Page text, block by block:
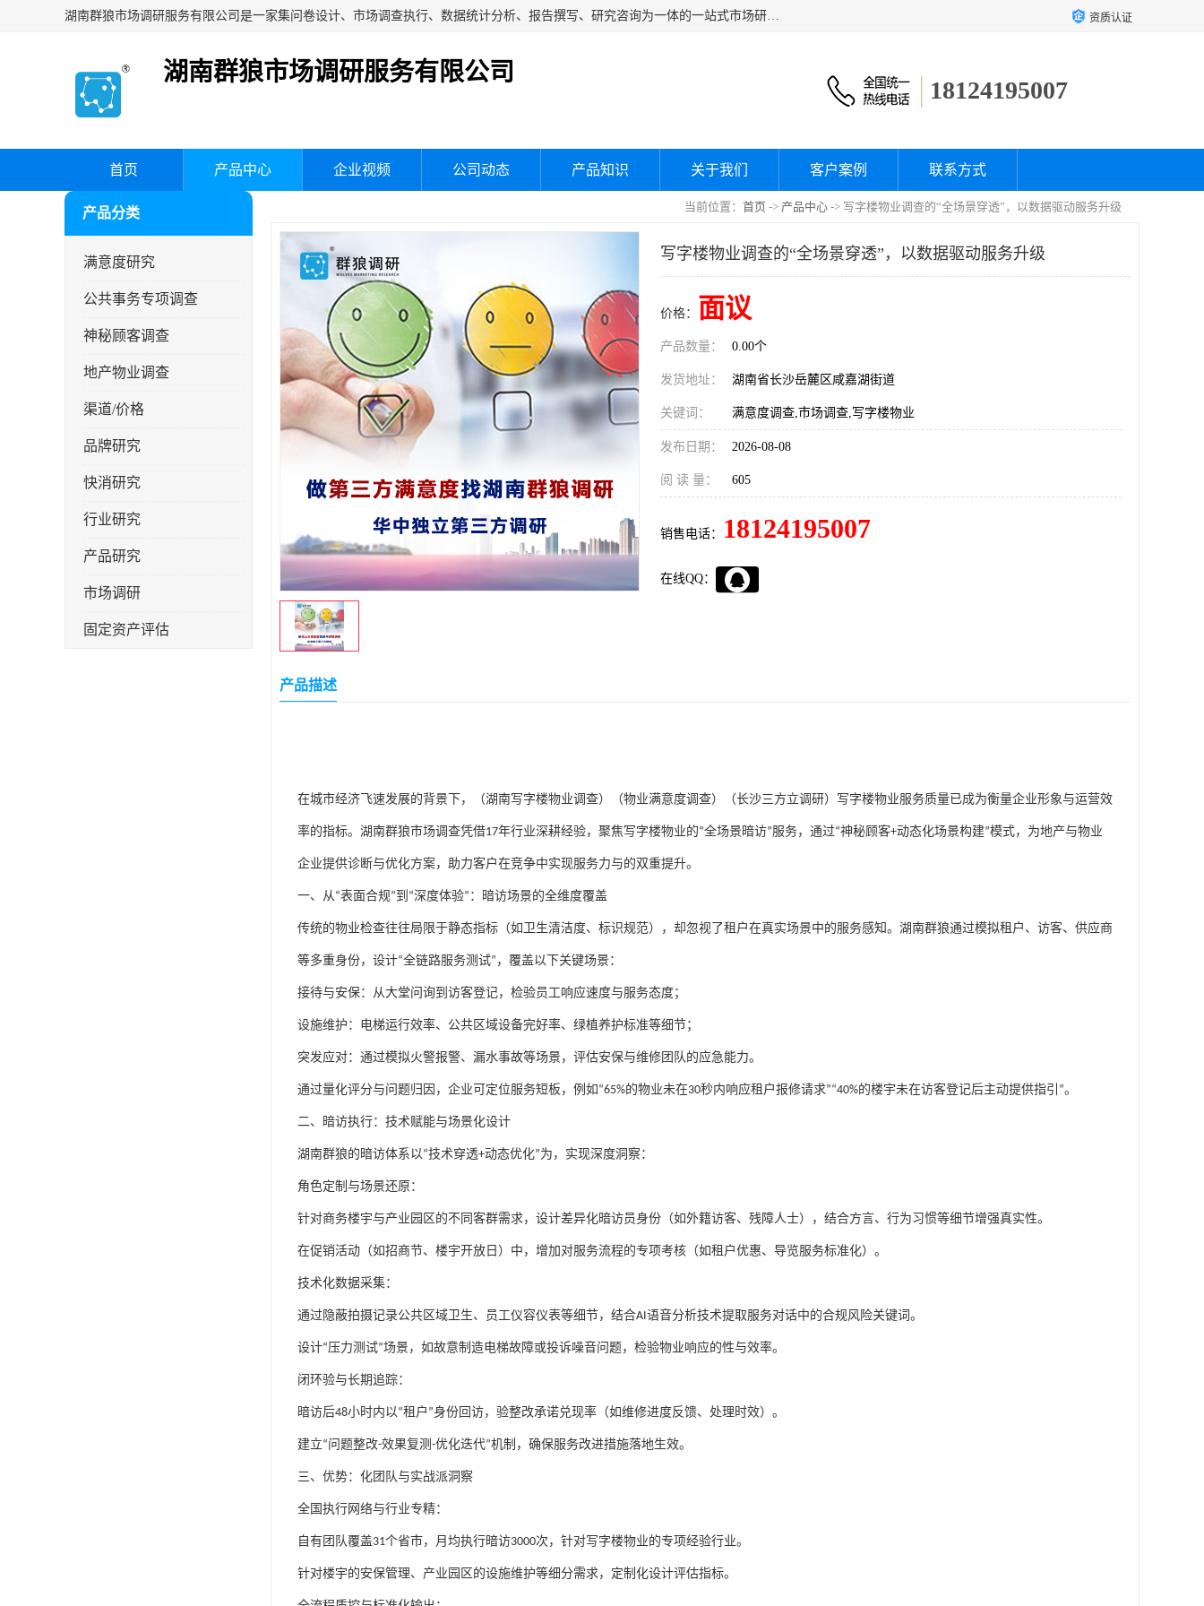
湖南群狼市场调研服务有限公司是一家集问卷设计、市场调查执行、数据统计分析、报告撰写、研究咨询为一体的一站式市场研究服务机构，主要服务：市场调研、三方评估、满意度研究、快消研究、地产物业调查、品牌研究、神秘顾客调查、行业研究、产品研究、公共事务专项调查等。 资质认证
湖南群狼市场调研服务有限公司
18124195007
首页 产品中心 企业视频 公司动态 产品知识 关于我们 客户案例 联系方式
当前位置： 首页 -> 产品中心 -> 写字楼物业调查的“全场景穿透”，以数据驱动服务升级
产品分类
满意度研究
公共事务专项调查
神秘顾客调查
地产物业调查
渠道/价格
品牌研究
快消研究
行业研究
产品研究
市场调研
固定资产评估
写字楼物业调查的“全场景穿透”，以数据驱动服务升级
价格： 面议
产品数量： 0.00个
发货地址： 湖南省长沙岳麓区咸嘉湖街道
关键词： 满意度调查,市场调查,写字楼物业
发布日期： 2026-08-08
阅 读 量： 605
销售电话： 18124195007
在线QQ：
产品描述
在城市经济飞速发展的背景下， （湖南写字楼物业调查）（物业满意度调查）（长沙三方立调研） 写字楼物业服务质量已成为衡量企业形象与运营效
率的指标。湖南群狼市场调查凭借17年行业深耕经验，聚焦写字楼物业的“全场景暗访”服务，通过“神秘顾客+动态化场景构建”模式，为地产与物业
企业提供诊断与优化方案，助力客户在竞争中实现服务力与的双重提升。
一、 从“表面合规”到 “深度体验” ：暗访场景的全维度覆盖
传统的物业检查往往局限于静态指标（如卫生清洁度、标识规范），却忽视了租户在真实场景中的服务感知。湖南群狼通过模拟租户、访客、供应商
等多重身份，设计“全链路服务测试” ，覆盖以下关键场景：
接待与安保：从大堂问询到访客登记，检验员工响应速度与服务态度；
设施维护：电梯运行效率、公共区域设备完好率、绿植养护标准等细节；
突发应对：通过模拟火警报警、漏水事故等场景，评估安保与维修团队的应急能力。
通过量化评分与问题归因，企业可定位服务短板，例如 “65%的物业未在30秒内响应租户报修请求”“40%的楼宇未在访客登记后主动提供指引 ”。
二、 暗访执行：技术赋能与场景化设计
湖南群狼的暗访体系以“技术穿透+动态优化”为，实现深度洞察：
角色定制与场景还原：
针对商务楼宇与产业园区的不同客群需求，设计差异化暗访员身份（如外籍访客、残障人士），结合方言、行为习惯等细节增强真实性。
在促销活动（如招商节、楼宇开放日）中，增加对服务流程的专项考核（如租户优惠、导览服务标准化）。
技术化数据采集：
通过隐蔽拍摄记录公共区域卫生、员工仪容仪表等细节，结合AI语音分析技术提取服务对话中的合规风险关键词。
设计“压力测试”场景，如故意制造电梯故障或投诉噪音问题，检验物业响应的性与效率。
闭环验与长期追踪：
暗访后48小时内以“租户 ”身份回访，验整改承诺兑现率（如维修进度反馈、处理时效）。
建立“问题整改-效果复测 -优化迭代”机制，确保服务改进措施落地生效。
三、 优势：化团队与实战派洞察
全国执行网络与行业专精：
自有团队覆盖31个省市，月均执行暗访3000次，针对写字楼物业的专项经验行业。
针对楼宇的安保管理、产业园区的设施维护等细分需求，定制化设计评估指标。